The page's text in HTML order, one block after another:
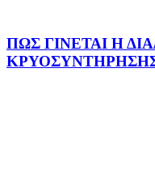
ΠΩΣ ΓΙΝΕΤΑΙ Η